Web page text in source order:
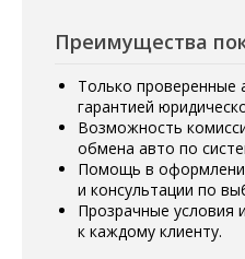
Преимущества
Только проверенные
гарантией
Возможность
обмена авто по
Помощь в
и консультации по
Прозрачные условия
к каждому клиенту.